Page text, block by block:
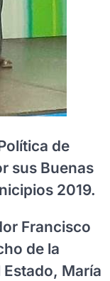
de
sus Buenas
2019.
Francisco
de la
María